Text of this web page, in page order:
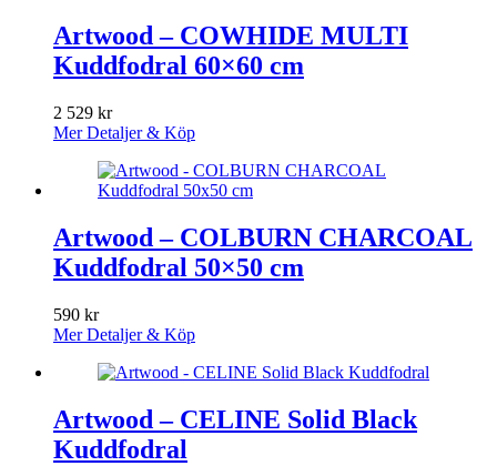
Artwood – COWHIDE MULTI
Kuddfodral 60×60 cm
2 529 kr
Mer Detaljer & Köp
Artwood – COLBURN CHARCOAL
Kuddfodral 50×50 cm
590 kr
Mer Detaljer & Köp
Artwood – CELINE Solid Black
Kuddfodral